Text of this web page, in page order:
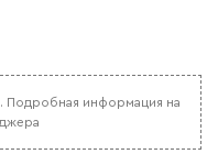
Подробная информация на